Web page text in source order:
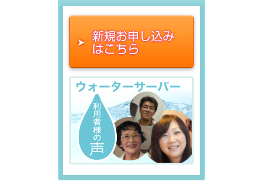
ます。
■新規お申込み・追加ボトルのご注
文は、お届けにお日にちがかかる
場合がございます。
あらかじめご了承ください。
■ライフスタイルウォーターカス
■新規お申込み・追加ボトルのご注
文は、お届けにお日にちがかかる
場合がございます。
あらかじめご了承ください。
■ライフスタイルウォーターカス
■定期配送は休まずお届けいたし
■新規お申込み・追加ボトルのご注
文は、お届けにお日にちがかかる
場合がございます。
あらかじめご了承ください。
ご案内いたします。
■定期配送は休まずお届けいたし
■新規お申込み・追加ボトルのご注
文は、お届けにお日にちがかかる
場合がございます。
います。
現在、各地の大雪の影響により全
国的に商品お届けに遅れが生じる
可能性がございます。
お客様にはご迷惑をおかけいたし
ますが、何卒ご了承いただきます
ようお願い申し上げます。
年末年始の営業について下記にて
ご案内いたします。
■定期配送は休まずお届けいたし
■新規お申込み・追加ボトルのご注
いつもライフスタイルウォーター
をご利用いただきありがとうござ
台風24号の接近に伴い、2018年9
月30日（日）カスタマーセンター
は臨時休業いたします。 営業再開
は、2018年10月1日（月）午前9時
より再開を予定しておりますが、
変更となる可能性がありますの
届けについて
いつもライフスタイルウォーター
います。
現在、配送会社の荷物量増加に伴
い、全国的に配送遅延が発生して
おります。
お待ちのお客様には大変ご迷惑を
2016.12.25 商品お届けについ
いつもライフスタイルウォーター
をご利用いただきありがとうござ
現在、配送会社の荷物量増加に伴
い、一部商品の配送遅延が発生し